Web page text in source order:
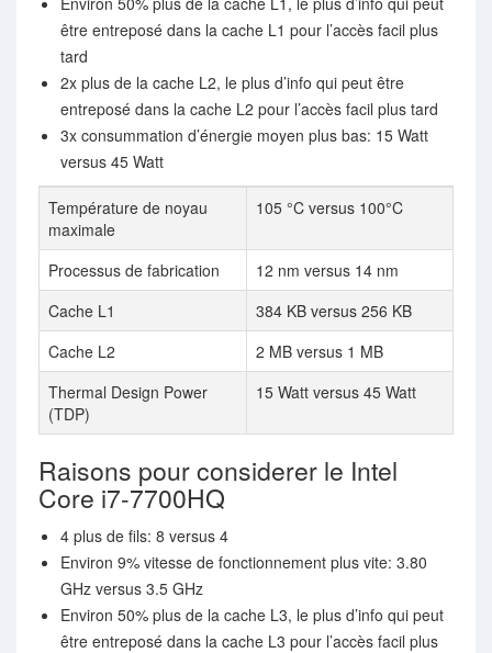
être entreposé dans la cache L1 pour l’accès facil plus
tard
2x plus de la cache L2, le plus d’info qui peut être
entreposé dans la cache L2 pour l’accès facil plus tard
3x consummation d’énergie moyen plus bas: 15 Watt
versus 45 Watt
Température de noyau
maximale
105 °C versus 100°C
Processus de fabrication
12 nm versus 14 nm
Cache L1
384 KB versus 256 KB
Cache L2
2 MB versus 1 MB
Thermal Design Power
(TDP)
15 Watt versus 45 Watt
Raisons pour considerer le Intel
Core i7-7700HQ
4 plus de fils: 8 versus 4
Environ 9% vitesse de fonctionnement plus vite: 3.80
GHz versus 3.5 GHz
Environ 50% plus de la cache L3, le plus d’info qui peut
être entreposé dans la cache L3 pour l’accès facil plus